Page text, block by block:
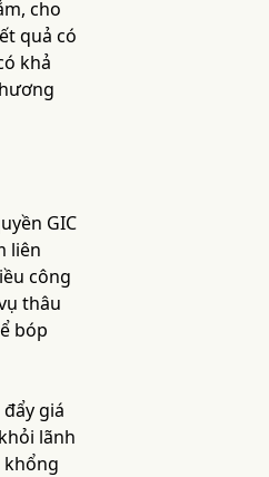
cho
quả có
khả
GIC
liên
công
thâu
bóp
giá
lãnh
khổng